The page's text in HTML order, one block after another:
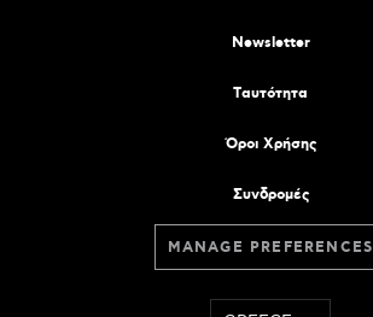
Newsletter
Tαυτότητα
Όροι Χρήσης
Συνδρομές
MANAGE PREFERENCES